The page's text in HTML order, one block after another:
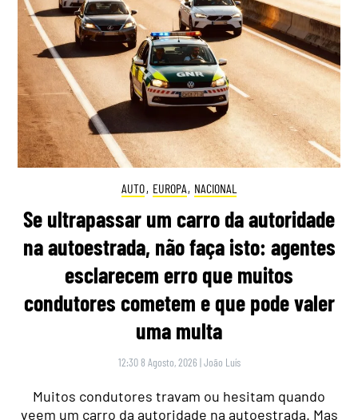
AUTO, EUROPA, NACIONAL
Se ultrapassar um carro da autoridade
na autoestrada, não faça isto: agentes
esclarecem erro que muitos
condutores cometem e que pode valer
uma multa
12:30 8 Agosto, 2026 |João Luís
Muitos condutores travam ou hesitam quando
veem um carro da autoridade na autoestrada. Mas